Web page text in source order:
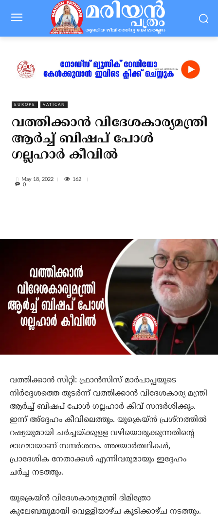
EUROPE VATICAN
വത്തിക്കാന്‍ വിദേശകാര്യമന്ത്രി
ആര്‍ച്ച് ബിഷപ് പോള്‍
ഗല്ലഹാര്‍ കീവില്‍
May 18, 2022
162
0
വത്തിക്കാന്‍ സിറ്റി: ഫ്രാന്‍സിസ് മാര്‍പാപ്പയുടെ
നിര്‍ദ്ദേശത്തെ തുടര്‍ന്ന് വത്തിക്കാന്‍ വിദേശകാര്യ മന്ത്രി
ആര്‍ച്ച് ബിഷപ് പോള്‍ ഗല്ലഹാര്‍ കീവ് സന്ദര്‍ശിക്കും.
ഇന്ന് അ്‌ദ്ദേഹം കീവിലെത്തും. യുക്രെയ്ന്‍ പ്രശ്‌നത്തില്‍
റഷ്യയുമായി ചര്‍ച്ചയ്ക്കുളള വഴിയൊരുക്കുന്നതിന്റെ
ഭാഗമായാണ് സന്ദര്‍ശനം. അഭയാര്‍തഥികള്‍,
പ്രാദേശിക നേതാക്കള്‍ എന്നിവരുമായും ഇദ്ദേഹം
ചര്‍ച്ച നടത്തും.
യുക്രെയ്ന്‍ വിദേശകാര്യമന്ത്രി ദിമിത്രോ
കുലേബയുമായി വെള്ളിയാഴ്ച കൂടിക്കാഴ്ച നടത്തും.